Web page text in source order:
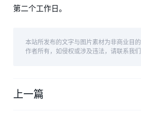
第二个工作日。
本站所发布的文字与图片素材为非商业目
作者所有，如侵权或涉及违法，请联系我
上一篇